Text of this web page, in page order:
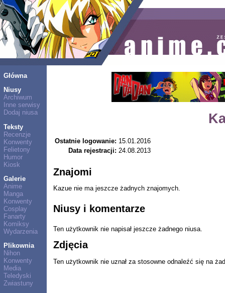
Główna
Niusy
Archiwum
Inne serwisy
Dodaj niusa
Teksty
Recenzje
Konwenty
Felietony
Humor
Kiosk
Galerie
Anime
Manga
Konwenty
Cosplay
Fanarty
Komiksy
Wydarzenia
Plikownia
Nihon
Konwenty
Media
Teledyski
Zwiastuny
Ostatnie logowanie: 15.01.2016
Data rejestracji: 24.08.2013
Znajomi
Kazue nie ma jeszcze żadnych znajomych.
Niusy i komentarze
Ten użytkownik nie napisał jeszcze żadnego niusa.
Zdjęcia
Ten użytkownik nie uznał za stosowne odnaleźć się na